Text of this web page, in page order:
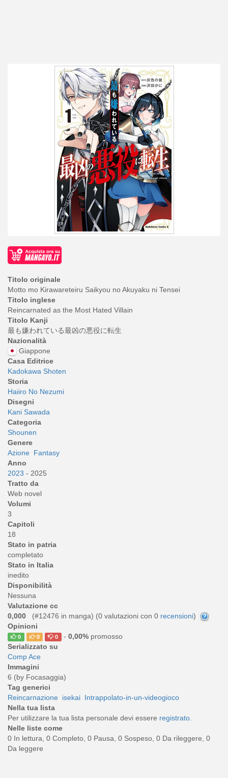
Titolo originale
Motto mo Kirawareteiru Saikyou no Akuyaku ni Tensei
Titolo inglese
Reincarnated as the Most Hated Villain
Titolo Kanji
最も嫌われている最凶の悪役に転生
Nazionalità
Giappone
Casa Editrice
Kadokawa Shoten
Storia
Haiiro No Nezumi
Disegni
Kani Sawada
Categoria
Shounen
Genere
Azione Fantasy
Anno
2023 - 2025
Tratto da
Web novel
Volumi
3
Capitoli
18
Stato in patria
completato
Stato in Italia
inedito
Disponibilità
Nessuna
Valutazione cc
0,000
(#12476 in manga) (0 valutazioni con 0 recensioni)
Opinioni
0 0 0 - 0,00%promosso
Serializzato su
Comp Ace
Immagini
6 (by Focasaggia)
Tag generici
Reincarnazione isekai Intrappolato-in-un-videogioco
Nella tua lista
Per utilizzare la tua lista personale devi essere registrato.
Nelle liste come
0 In lettura, 0 Completo, 0 Pausa, 0 Sospeso, 0 Da rileggere, 0
Da leggere